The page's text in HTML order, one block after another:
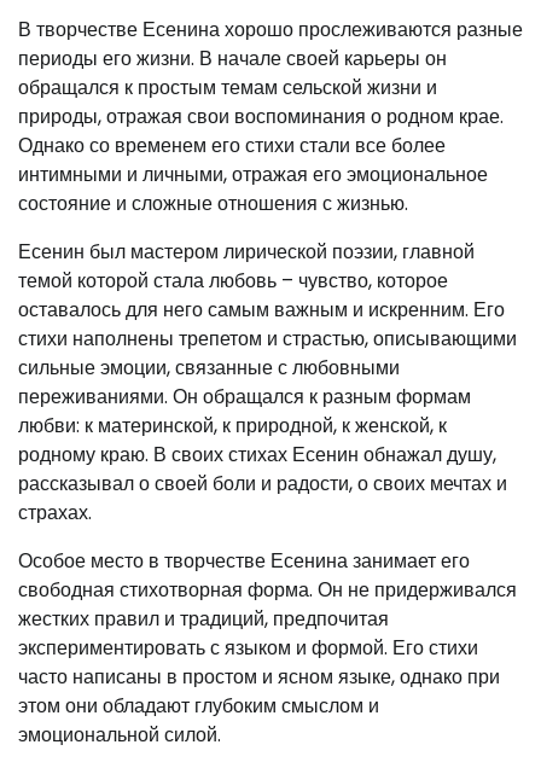
В творчестве Есенина хорошо прослеживаются разные
периоды его жизни. В начале своей карьеры он
обращался к простым темам сельской жизни и
природы, отражая свои воспоминания о родном крае.
Однако со временем его стихи стали все более
интимными и личными, отражая его эмоциональное
состояние и сложные отношения с жизнью.
Есенин был мастером лирической поэзии, главной
темой которой стала любовь – чувство, которое
оставалось для него самым важным и искренним. Его
стихи наполнены трепетом и страстью, описывающими
сильные эмоции, связанные с любовными
переживаниями. Он обращался к разным формам
любви: к материнской, к природной, к женской, к
родному краю. В своих стихах Есенин обнажал душу,
рассказывал о своей боли и радости, о своих мечтах и
страхах.
Особое место в творчестве Есенина занимает его
свободная стихотворная форма. Он не придерживался
жестких правил и традиций, предпочитая
экспериментировать с языком и формой. Его стихи
часто написаны в простом и ясном языке, однако при
этом они обладают глубоким смыслом и
эмоциональной силой.